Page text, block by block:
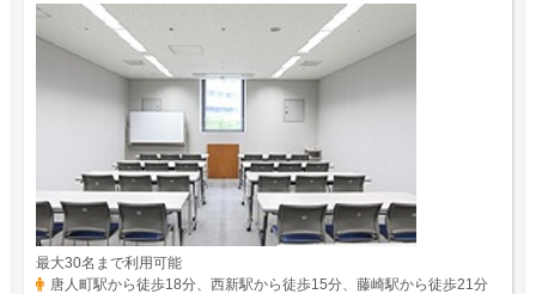
最大30名まで利用可能
唐人町駅から徒歩18分、西新駅から徒歩15分、藤崎駅から徒歩21分